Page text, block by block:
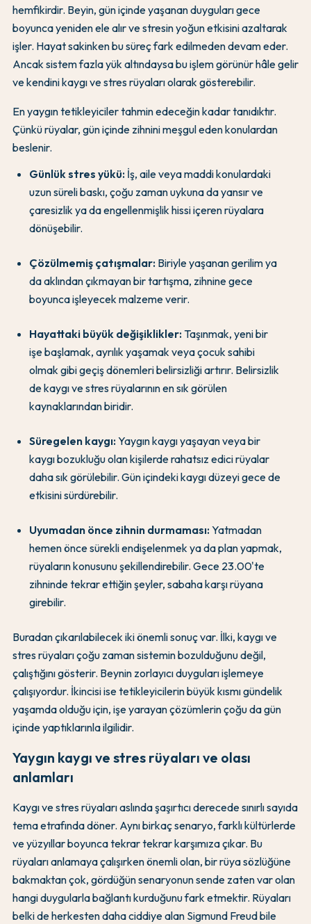
hemfikirdir. Beyin, gün içinde yaşanan duyguları gece
boyunca yeniden ele alır ve stresin yoğun etkisini azaltarak
işler. Hayat sakinken bu süreç fark edilmeden devam eder.
Ancak sistem fazla yük altındaysa bu işlem görünür hâle gelir
ve kendini kaygı ve stres rüyaları olarak gösterebilir.
En yaygın tetikleyiciler tahmin edeceğin kadar tanıdıktır.
Çünkü rüyalar, gün içinde zihnini meşgul eden konulardan
beslenir.
Günlük stres yükü: İş, aile veya maddi konulardaki
uzun süreli baskı, çoğu zaman uykuna da yansır ve
çaresizlik ya da engellenmişlik hissi içeren rüyalara
dönüşebilir.
Çözülmemiş çatışmalar: Biriyle yaşanan gerilim ya
da aklından çıkmayan bir tartışma, zihnine gece
boyunca işleyecek malzeme verir.
Hayattaki büyük değişiklikler: Taşınmak, yeni bir
işe başlamak, ayrılık yaşamak veya çocuk sahibi
olmak gibi geçiş dönemleri belirsizliği artırır. Belirsizlik
de kaygı ve stres rüyalarının en sık görülen
kaynaklarından biridir.
Süregelen kaygı:Yaygın kaygı yaşayan veya bir
kaygı bozukluğu olan kişilerde rahatsız edici rüyalar
daha sık görülebilir. Gün içindeki kaygı düzeyi gece de
etkisini sürdürebilir.
Uyumadan önce zihnin durmaması:Yatmadan
hemen önce sürekli endişelenmek ya da plan yapmak,
rüyaların konusunu şekillendirebilir. Gece 23.00'te
zihninde tekrar ettiğin şeyler, sabaha karşı rüyana
girebilir.
Buradan çıkarılabilecek iki önemli sonuç var. İlki, kaygı ve
stres rüyaları çoğu zaman sistemin bozulduğunu değil,
çalıştığını gösterir. Beynin zorlayıcı duyguları işlemeye
çalışıyordur. İkincisi ise tetikleyicilerin büyük kısmı gündelik
yaşamda olduğu için, işe yarayan çözümlerin çoğu da gün
içinde yaptıklarınla ilgilidir.
Yaygın kaygı ve stres rüyaları ve olası
anlamları
Kaygı ve stres rüyaları aslında şaşırtıcı derecede sınırlı sayıda
tema etrafında döner. Aynı birkaç senaryo, farklı kültürlerde
ve yüzyıllar boyunca tekrar tekrar karşımıza çıkar. Bu
rüyaları anlamaya çalışırken önemli olan, bir rüya sözlüğüne
bakmaktan çok, gördüğün senaryonun sende zaten var olan
hangi duygularla bağlantı kurduğunu fark etmektir. Rüyaları
belki de herkesten daha ciddiye alan Sigmund Freud bile